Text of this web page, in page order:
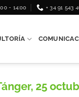
- 14:00 + 34 91 543
25